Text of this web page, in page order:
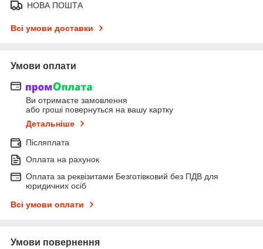
НОВА ПОШТА
Всі умови доставки
Умови оплати
Ви отримаєте замовлення
або гроші повернуться на вашу картку
Детальніше
Післяплата
Оплата на рахунок
Оплата за реквізитами Безготівковий без ПДВ для
юридичних осіб
Всі умови оплати
Умови повернення